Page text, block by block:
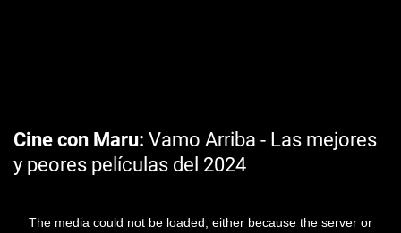
Cine con Maru Vamo Arriba - Las mejores
y peores películas del 2024
The media could not be loaded, either because the server or